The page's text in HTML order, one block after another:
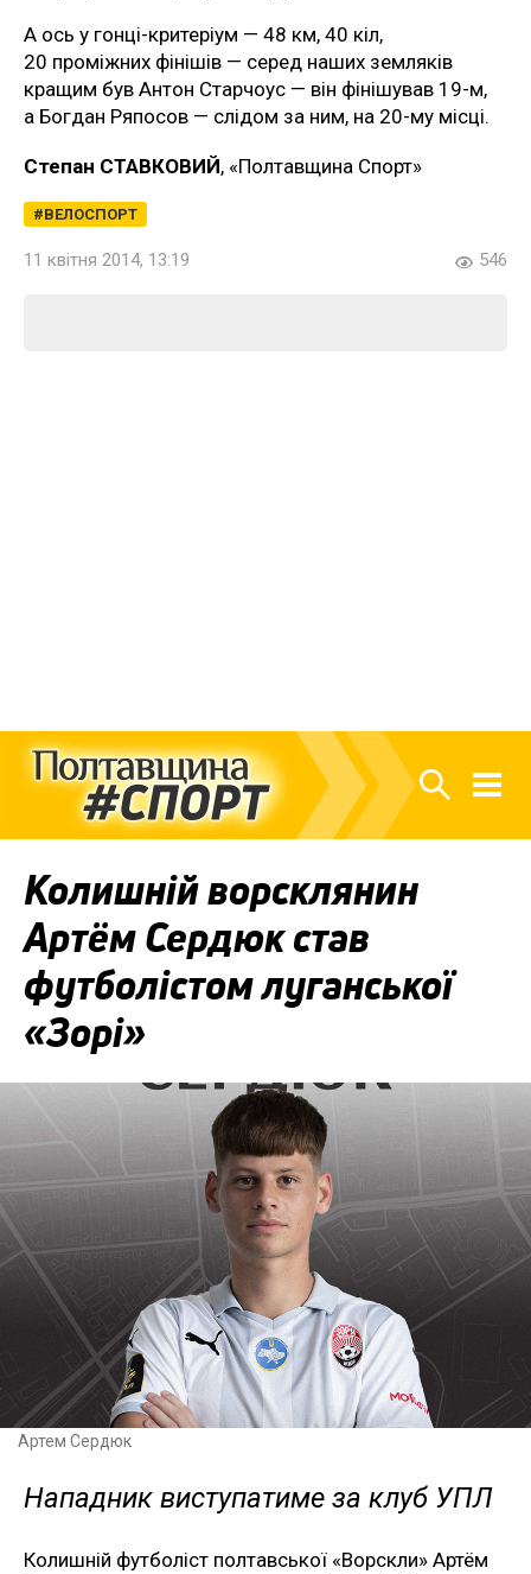
А ось у гонці-критеріум — 48 км, 40 кіл,
20 проміжних фінішів — серед наших земляків
кращим був Антон Старчоус — він фінішував 19-м,
а Богдан Ряпосов — слідом за ним, на 20-му місці.
Степан СТАВКОВИЙ, «Полтавщина Спорт»
ВЕЛОСПОРТ
11 квітня 2014, 13:19 546
Колишній ворсклянин
Артём Сердюк став
футболістом луганської
«Зорі»
Артем Сердюк
Нападник виступатиме за клуб УПЛ
Колишній футболіст полтавської «Ворскли» Артём